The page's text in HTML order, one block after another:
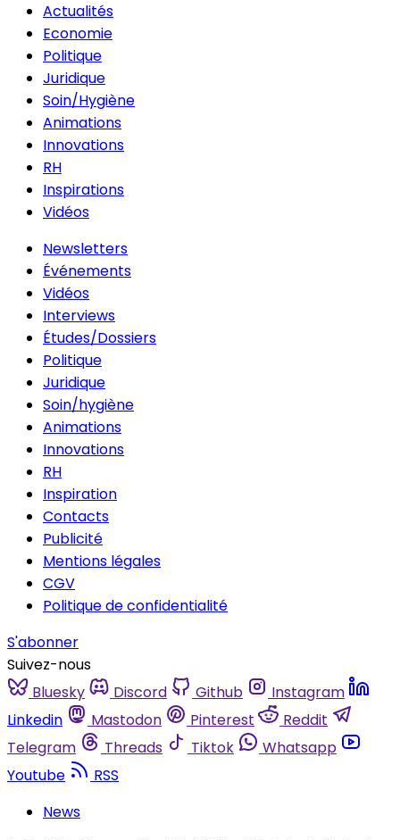
Actualités
Economie
Politique
Juridique
Soin/Hygiène
Animations
Innovations
RH
Inspirations
Vidéos
Newsletters
Événements
Vidéos
Interviews
Études/Dossiers
Politique
Juridique
Soin/hygiène
Animations
Innovations
RH
Inspiration
Contacts
Publicité
Mentions légales
CGV
Politique de confidentialité
S'abonner
Suivez-nous
Bluesky
Discord Github
Instagram
Linkedin
Mastodon Pinterest
Reddit
Telegram
Threads Tiktok
Whatsapp
Youtube
RSS
News